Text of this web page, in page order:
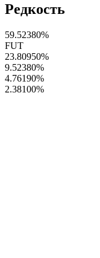
Редкость
59.52380%
FUT
23.80950%
9.52380%
4.76190%
2.38100%